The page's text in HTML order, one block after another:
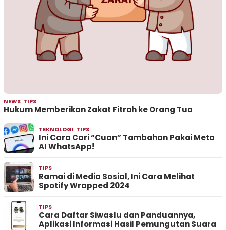
NEWS, TIPS
Hukum Memberikan Zakat Fitrah ke Orang Tua
TEKNOLOGI, TIPS
Ini Cara Cari “Cuan” Tambahan Pakai Meta
AI WhatsApp!
TIPS
Ramai di Media Sosial, Ini Cara Melihat
Spotify Wrapped 2024
TIPS
Cara Daftar Siwaslu dan Panduannya,
Aplikasi Informasi Hasil Pemungutan Suara